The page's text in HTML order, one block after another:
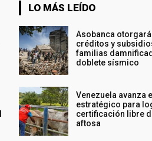
LO MÁS LEÍDO
Asobanca otorgará
créditos y
familias
doblete sísmico
Venezuela avanza
estratégico para
certificación libre
aftosa